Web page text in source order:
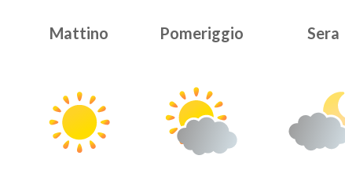
Mattino Pomeriggio Sera